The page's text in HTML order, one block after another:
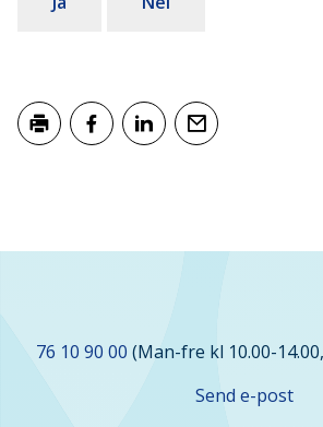
oss
76 10 90 00 (Man-fre kl 10.00-
Send e-post